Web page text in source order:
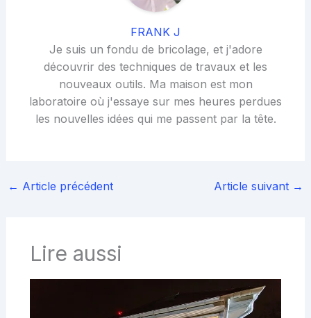
FRANK J
Je suis un fondu de bricolage, et j'adore
découvrir des techniques de travaux et les
nouveaux outils. Ma maison est mon
laboratoire où j'essaye sur mes heures perdues
les nouvelles idées qui me passent par la tête.
← Article précédent Article suivant →
Lire aussi